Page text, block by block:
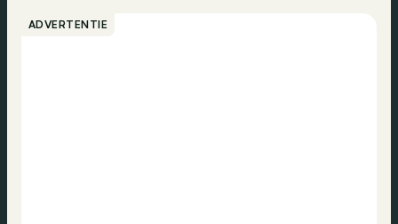
ADVERTENTIE